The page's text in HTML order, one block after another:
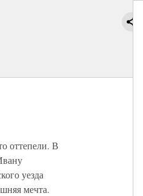
оттепели. В
уезда
мечта.